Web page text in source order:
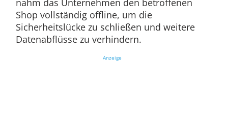
nahm das Unternehmen den betroffenen
Shop vollständig offline, um die
Sicherheitslücke zu schließen und weitere
Datenabflüsse zu verhindern.
Anzeige